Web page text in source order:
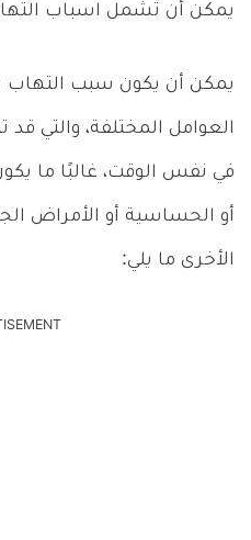
يمكن أن تشمل اسباب
يمكن أن يكون سبب التهاب
العوامل المختلفة، والتي
في نفس الوقت، غالبًا ما
أو الحساسية أو الأمراض
الأخرى ما يلي: